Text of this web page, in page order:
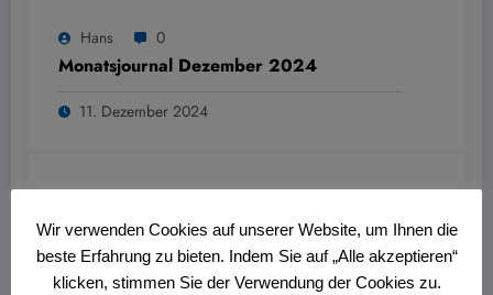
Hans 0
Monatsjournal Dezember 2024
11. Dezember 2024
Wir verwenden Cookies auf unserer Website, um Ihnen die
beste Erfahrung zu bieten. Indem Sie auf „Alle akzeptieren“
klicken, stimmen Sie der Verwendung der Cookies zu.